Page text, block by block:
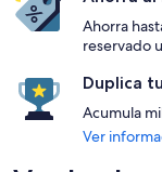
Ahorra
reservado
Duplica
Acumula
Ver